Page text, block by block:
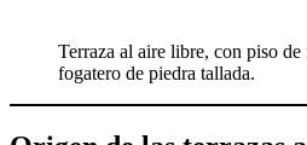
Terraza al aire libre, con piso de
fogatero de piedra tallada.